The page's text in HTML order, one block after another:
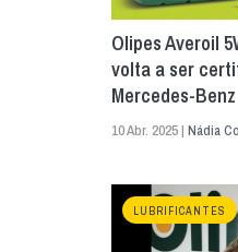
Olipes Averoil
volta a ser
Mercedes-Benz
10 Abr. 2025 | Nádia
LUBRIFICANTES